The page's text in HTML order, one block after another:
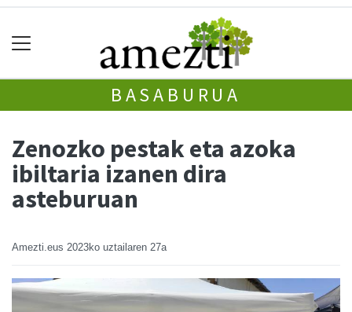
BASABURUA
Zenozko pestak eta azoka
ibiltaria izanen dira
asteburuan
Amezti.eus 2023ko uztailaren 27a